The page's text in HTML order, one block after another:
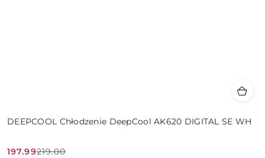
DEEPCOOL Chłodzenie DeepCool AK620 DIGITAL SE WH
197.99219.00